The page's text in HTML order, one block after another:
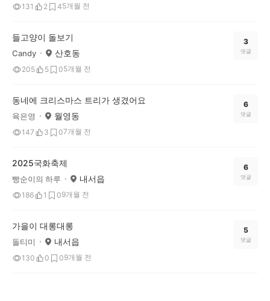
131 2 45개월 전
들고양이 돌보기
Candy 산호동
205 5 05개월 전
3
댓글
동네에 크리스마스 트리가 생겼어요
육은영 월영동
147 3 07개월 전
6
댓글
2025국화축제
빵순이의 하루 내서읍
186 1 09개월 전
6
댓글
가을이 대롱대롱
돌티미 내서읍
130 0 09개월 전
5
댓글